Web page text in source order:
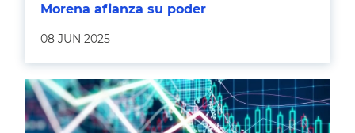
Morena afianza su poder
08 JUN 2025